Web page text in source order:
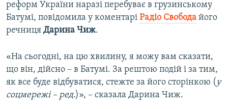
Усі сайти RFE/RL
реформ України наразі перебуває в грузинському
Батумі, повідомила у коментарі Радіо Cвобода його
речниця Дарина Чиж.
«На сьогодні, на цю хвилину, я можу вам сказати,
що він, дійсно – в Батумі. За рештою подій і за тим,
як все буде відбуватися, стежте за його сторінкою ( у
соцмережі – ред.)», – сказала Дарина Чиж.